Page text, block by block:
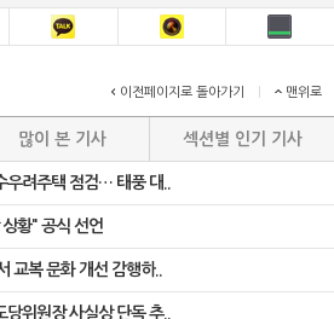
이전페이지로 돌아가기 맨위로
많이 본 기사 섹션별 인기 기사
우려주택 점검… 태풍 대..
황" 공식 선언
교복 문화 개선 감행하..
위원장 사실상 단독 추..